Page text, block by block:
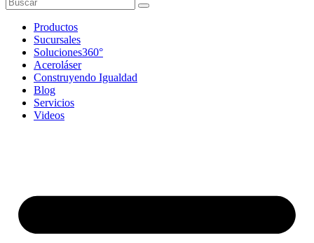
Productos
Sucursales
Soluciones360°
Aceroláser
Construyendo Igualdad
Blog
Servicios
Videos